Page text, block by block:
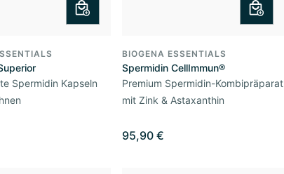
Spermidin Kapseln
BIOGENA ESSENTIALS
Spermidin CellImmun®
Premium Spermidin-Kombipräparat
mit Zink & Astaxanthin
95,90 €